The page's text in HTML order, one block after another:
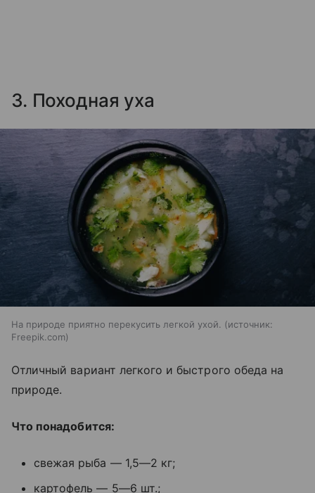
3. Походная уха
На природе приятно перекусить легкой ухой.
источник:
Freepik.com
Отличный вариант легкого и быстрого обеда на
природе.
Что понадобится:
свежая рыба — 1,5—2 кг;
картофель — 5—6 шт.;